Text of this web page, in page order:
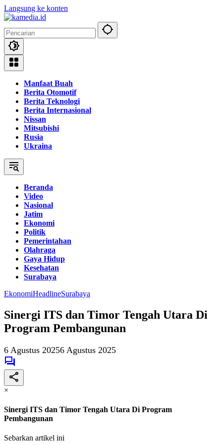
Langsung ke konten
Manfaat Buah
Berita Otomotif
Berita Teknologi
Berita Internasional
Nissan
Mitsubishi
Rusia
Ukraina
Beranda
Video
Nasional
Jatim
Ekonomi
Politik
Pemerintahan
Olahraga
Gaya Hidup
Kesehatan
Surabaya
EkonomiHeadlineSurabaya
Sinergi ITS dan Timor Tengah Utara Di
Program Pembangunan
6 Agustus 20256 Agustus 2025
×
Sinergi ITS dan Timor Tengah Utara Di Program
Pembangunan
Sebarkan artikel ini